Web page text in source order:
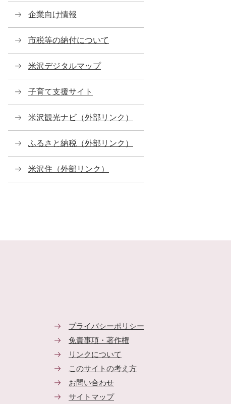
企業向け情報
市税等の納付について
米沢デジタルマップ
子育て支援サイト
米沢観光ナビ（外部リンク）
ふるさと納税（外部リンク）
米沢住（外部リンク）
プライバシーポリシー
免責事項・著作権
リンクについて
このサイトの考え方
お問い合わせ
サイトマップ